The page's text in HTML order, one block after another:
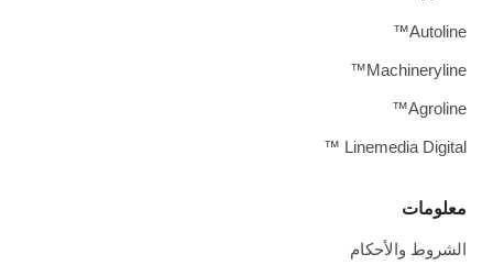
معلومات
الشروط والأحكام
Autoline™
Machineryline™
Agroline™
Linemedia Digital ™